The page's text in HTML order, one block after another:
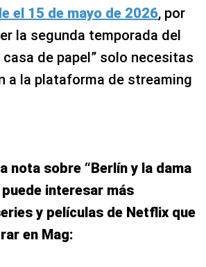
el 15 de mayo de 2026, por
la segunda temporada del
de papel” solo necesitas
a la plataforma de streaming
nota sobre “Berlín y la dama
interesar más
y películas de Netflix que
en Mag: